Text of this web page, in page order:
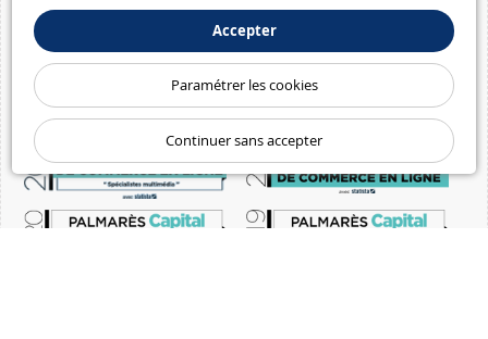
Accepter
Paramétrer les cookies
Continuer sans accepter